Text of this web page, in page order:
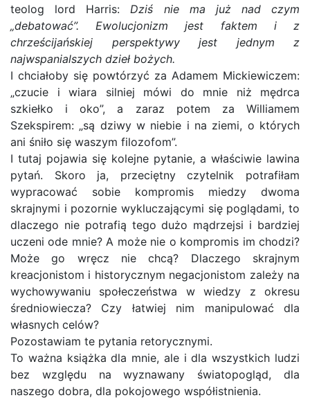
teolog lord Harris:Dziś nie ma już nad czym
„debatować”. Ewolucjonizm jest faktem i z
chrześcijańskiej perspektywy jest jednym z
najwspanialszych dzieł bożych.
I chciałoby się powtórzyć za Adamem Mickiewiczem:
„czucie i wiara silniej mówi do mnie niż mędrca
szkiełko i oko”, a zaraz potem za Williamem
Szekspirem: „są dziwy w niebie i na ziemi, o których
ani śniło się waszym filozofom”.
I tutaj pojawia się kolejne pytanie, a właściwie lawina
pytań. Skoro ja, przeciętny czytelnik potrafiłam
wypracować sobie kompromis miedzy dwoma
skrajnymi i pozornie wykluczającymi się poglądami, to
dlaczego nie potrafią tego dużo mądrzejsi i bardziej
uczeni ode mnie? A może nie o kompromis im chodzi?
Może go wręcz nie chcą? Dlaczego skrajnym
kreacjonistom i historycznym negacjonistom zależy na
wychowywaniu społeczeństwa w wiedzy z okresu
średniowiecza? Czy łatwiej nim manipulować dla
własnych celów?
Pozostawiam te pytania retorycznymi.
To ważna książka dla mnie, ale i dla wszystkich ludzi
bez względu na wyznawany światopogląd, dla
naszego dobra, dla pokojowego współistnienia.